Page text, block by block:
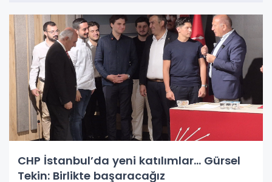
CHP İstanbul’da yeni katılımlar... Gürsel
Tekin: Birlikte başaracağız